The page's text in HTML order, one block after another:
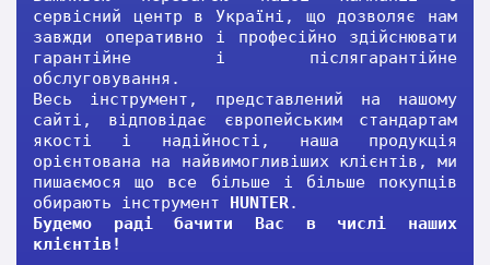
сервісний центр в Україні, що дозволяє нам
завжди оперативно і професійно здійснювати
гарантійне і післягарантійне
обслуговування.
Весь інструмент, представлений на нашому
сайті, відповідає європейським стандартам
якості і надійності, наша продукція
орієнтована на найвимогливіших клієнтів, ми
пишаємося що все більше і більше покупців
обирають інструмент HUNTER.
Будемо раді бачити Вас в числі наших
клієнтів!